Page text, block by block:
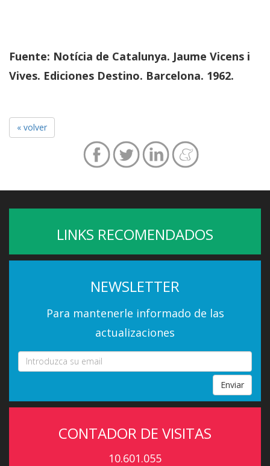
Fuente: Notícia de Catalunya. Jaume Vicens i
Vives. Ediciones Destino. Barcelona. 1962.
« volver
LINKS RECOMENDADOS
NEWSLETTER
Para mantenerle informado de las
actualizaciones
Enviar
CONTADOR DE VISITAS
10.601.055